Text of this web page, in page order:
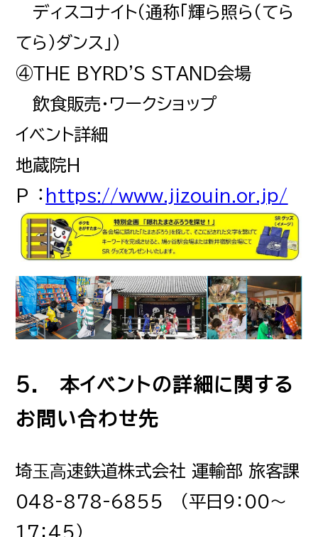
ディスコナイト（通称「輝ら照ら（てら
てら）ダンス」）
④THE BYRD'S STAND会場
飲食販売・ワークショップ
イベント詳細
地蔵院H
P︓ https://www.jizouin.or.jp/
5. 本イベントの詳細に関する
お問い合わせ先
埼⽟⾼速鉄道株式会社 運輸部 旅客課
048-878-6855 （平日9：00～
17：45）